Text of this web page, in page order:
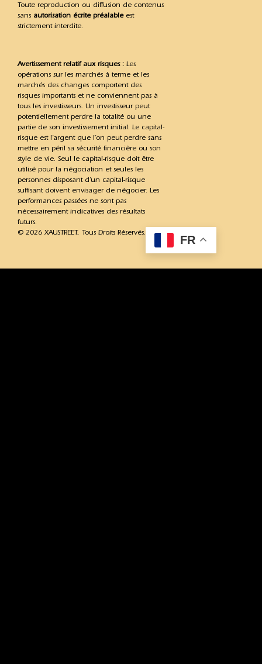
Toute reproduction ou diffusion de contenus
sans autorisation écrite préalableest
strictement interdite.
Avertissement relatif aux risques : Les
opérations sur les marchés à terme et les
marchés des changes comportent des
risques importants et ne conviennent pas à
tous les investisseurs. Un investisseur peut
potentiellement perdre la totalité ou une
partie de son investissement initial. Le capital-
risque est l’argent que l’on peut perdre sans
mettre en péril sa sécurité financière ou son
style de vie. Seul le capital-risque doit être
utilisé pour la négociation et seules les
personnes disposant d’un capital-risque
suffisant doivent envisager de négocier. Les
performances passées ne sont pas
nécessairement indicatives des résultats
futurs.
© 2026 XAUSTREET, Tous Droits Réservés.
FR